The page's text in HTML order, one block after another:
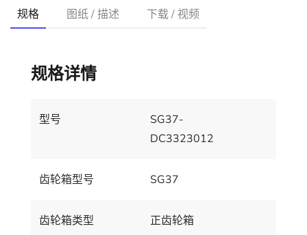
规格 图纸 / 描述 下载 / 视频
规格详情
型号
SG37-
DC3323012
齿轮箱型号 SG37
齿轮箱类型 正齿轮箱